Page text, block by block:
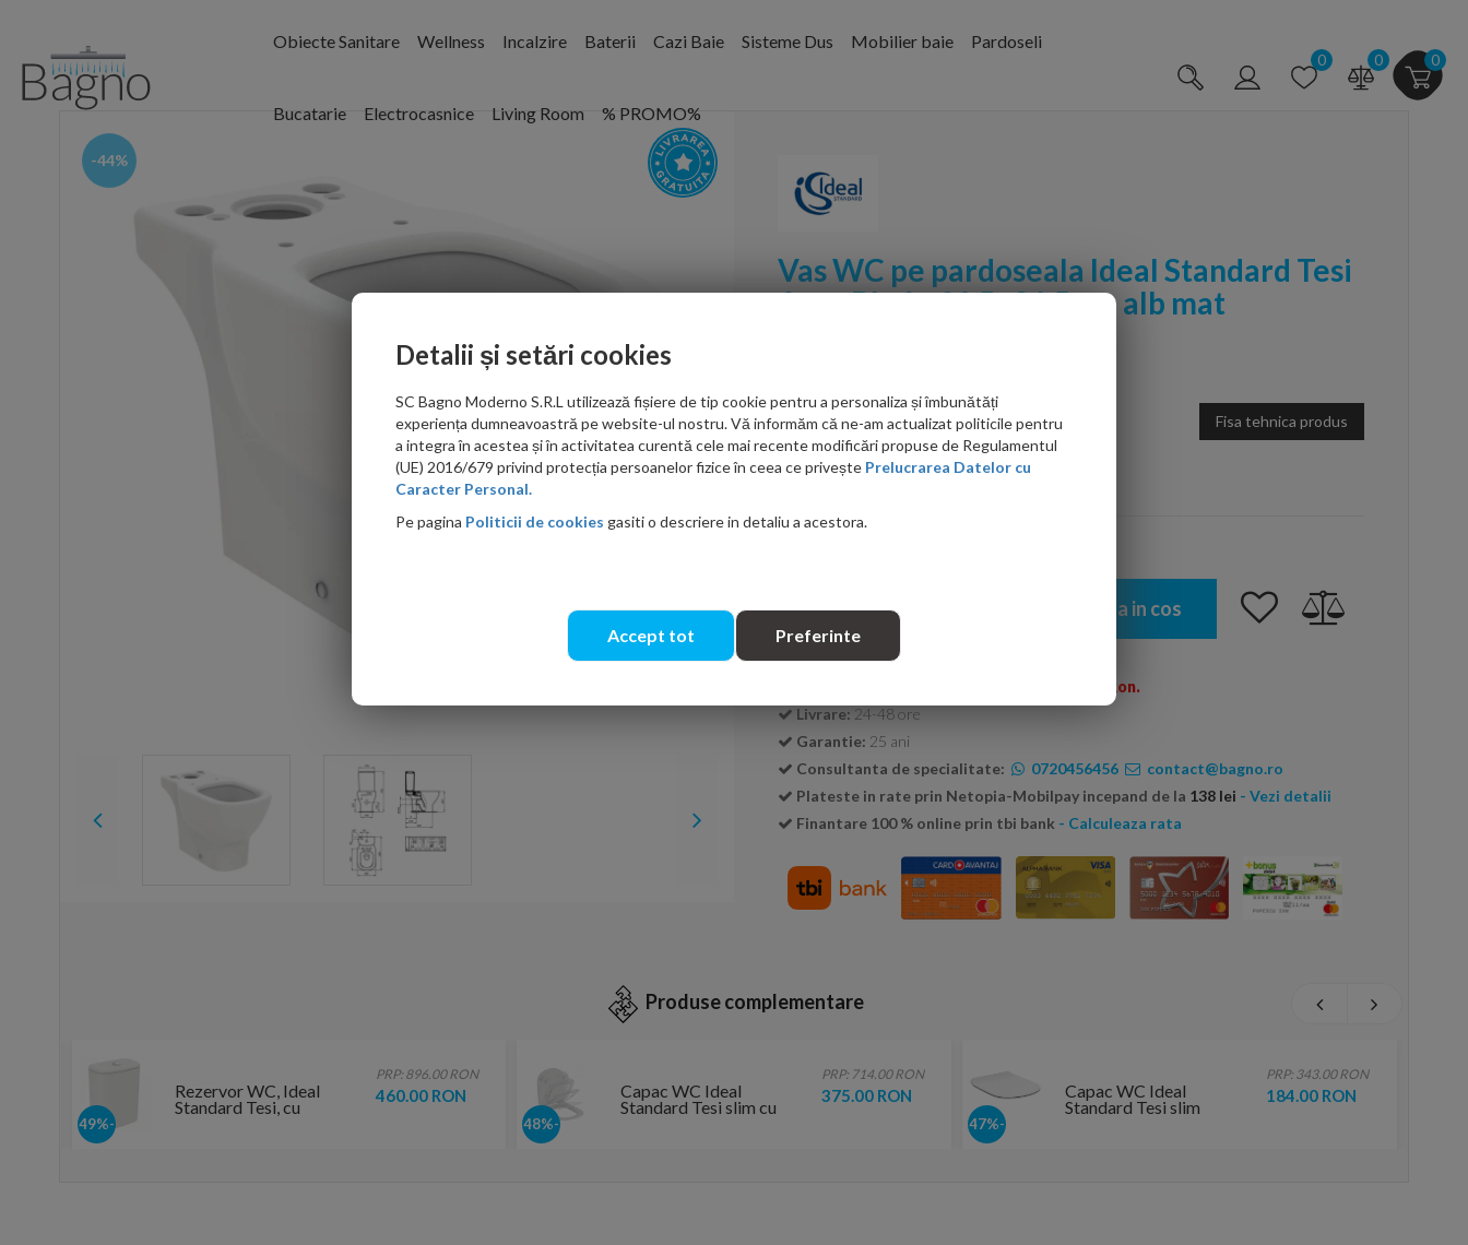
Obiecte Sanitare Wellness Incalzire Baterii Cazi Baie Sisteme Dus Mobilier baie Pardoseli
Bucatarie Electrocasnice Living Room % PROMO%
0 0 0
-44%
Vas WC pe pardoseala Ideal Standard Tesi
AquaBlade 66.5x36.5 cm alb mat
PRP: 1,457.00 RON
830.00 RON Fisa tehnica produs
Ati gasit in alta parte mai ieftin?
Cantitate: Adauga in cos
Transport GRATUIT la comenzi peste 600 Ron.
Livrare: 24-48 ore
Garantie: 25 ani
Consultanta de specialitate:
0720456456
contact@bagno.ro
Plateste in rate prin Netopia-Mobilpay incepand de la 138 lei - Vezi detalii
Finantare 100 % online prin tbi bank - Calculeaza rata
Produse complementare
-47%
Capac WC Ideal
Standard Tesi slim
PRP: 343.00 RON
184.00 RON
-48%
Capac WC Ideal
Standard Tesi slim cu
PRP: 714.00 RON
375.00 RON
-49%
Rezervor WC, Ideal
Standard Tesi, cu
alimentare inferioara
PRP: 896.00 RON
460.00 RON
Detalii și setări cookies
SC Bagno Moderno S.R.L utilizează fișiere de tip cookie pentru a personaliza și îmbunătăți
experiența dumneavoastră pe website-ul nostru. Vă informăm că ne-am actualizat politicile pentru
a integra în acestea și în activitatea curentă cele mai recente modificări propuse de Regulamentul
(UE) 2016/679 privind protecția persoanelor fizice în ceea ce privește Prelucrarea Datelor cu
Caracter Personal.
Pe pagina Politicii de cookies gasiti o descriere in detaliu a acestora.
Accept tot Preferinte